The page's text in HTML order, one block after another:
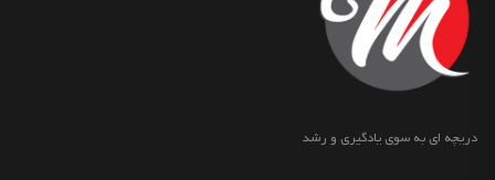
دریچه ای به سوی یادگیری و رشد